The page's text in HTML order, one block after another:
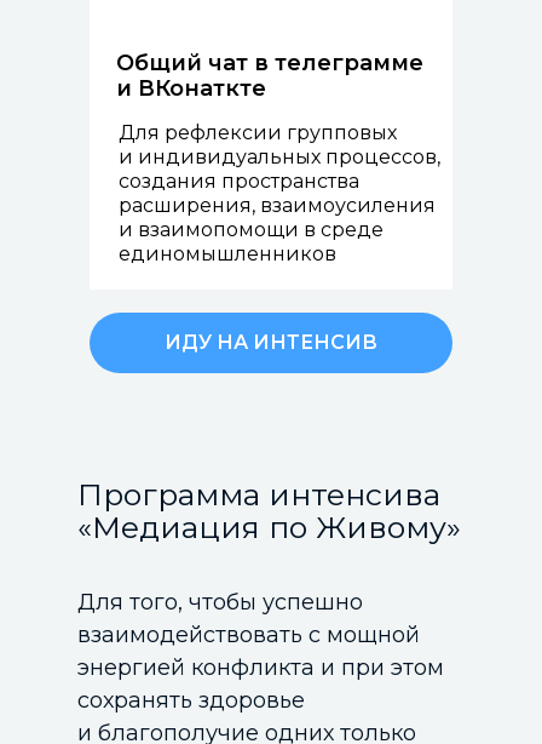
ИДУ НА ИНТЕНСИВ
Общий чат в телеграмме
и ВКонаткте
Для рефлексии групповых
и индивидуальных процессов,
создания пространства
расширения, взаимоусиления
и взаимопомощи в среде
единомышленников
Программа интенсива
«Медиация по Живому»
Для того, чтобы успешно
взаимодействовать с мощной
энергией конфликта и при этом
сохранять здоровье
и благополучие одних только